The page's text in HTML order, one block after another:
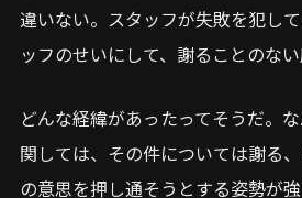
違いない。スタッフが失敗を犯し
ッフのせいにして、謝ることのな
どんな経緯があったってそうだ。
関しては、その件については謝る
の意思を押し通そうとする姿勢が